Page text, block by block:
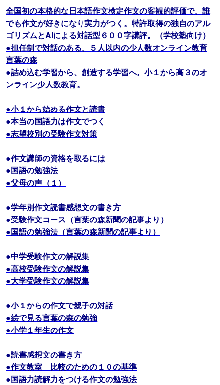
全国初の本格的な日本語作文検定作文の客観的評価で、誰
でも作文が好きになり実力がつく。特許取得の独自のアル
ゴリズムとAIによる対話型６００字講評。（学校塾向け）
●担任制で対話のある、５人以内の少人数オンライン教育
言葉の森
●詰め込む学習から、創造する学習へ。小１から高３のオ
ンライン少人数教育。
●小１から始める作文と読書
●本当の国語力は作文でつく
●志望校別の受験作文対策
●作文講師の資格を取るには
●国語の勉強法
●父母の声（１）
●学年別作文読書感想文の書き方
●受験作文コース（言葉の森新聞の記事より）
●国語の勉強法（言葉の森新聞の記事より）
●中学受験作文の解説集
●高校受験作文の解説集
●大学受験作文の解説集
●小１からの作文で親子の対話
●絵で見る言葉の森の勉強
●小学１年生の作文
●読書感想文の書き方
●作文教室 比較のための１０の基準
●国語力読解力をつける作文の勉強法